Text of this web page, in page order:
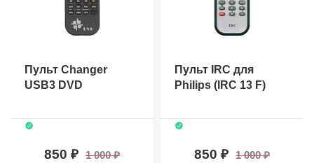
Пульт Changer
USB3 DVD
850 1 000
Пульт IRC для
Philips (IRC 13 F)
850 1 000